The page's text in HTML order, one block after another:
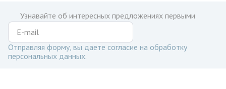
Узнавайте об интересных предложениях первыми
Отправляя форму, вы даете согласие на обработку
персональных данных.